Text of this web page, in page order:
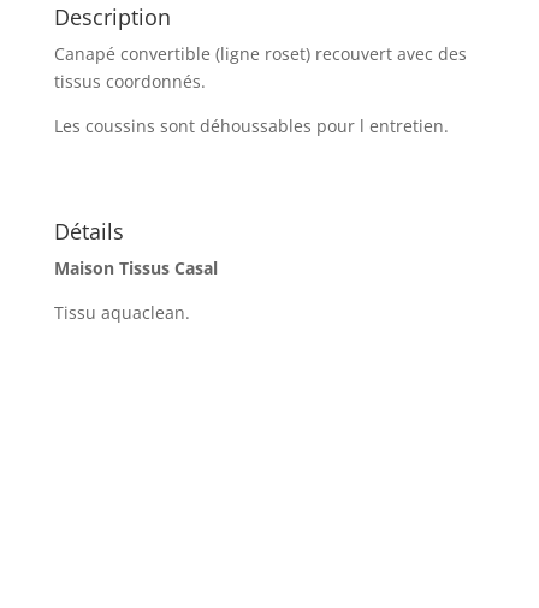
Description
Canapé convertible (ligne roset) recouvert avec des
tissus coordonnés.
Les coussins sont déhoussables pour l entretien.
Détails
Maison Tissus Casal
Tissu aquaclean.